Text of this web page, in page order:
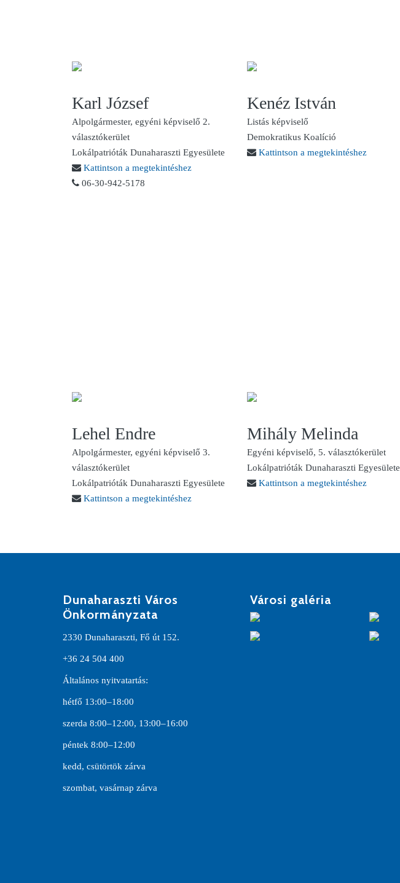
Karl József
Alpolgármester, egyéni képviselő 2.
választókerület
Lokálpatrióták Dunaharaszti Egyesülete
Kattintson a megtekintéshez
06-30-942-5178
Kenéz István
Listás képviselő
Demokratikus Koalíció
Kattintson a megtekintéshez
Lehel Endre
Alpolgármester, egyéni képviselő 3.
választókerület
Lokálpatrióták Dunaharaszti Egyesülete
Kattintson a megtekintéshez
Mihály Melinda
Egyéni képviselő, 5. választókerület
Lokálpatrióták Dunaharaszti Egyesülete
Kattintson a megtekintéshez
Dunaharaszti Város
Önkormányzata
2330 Dunaharaszti, Fő út 152.
+36 24 504 400
Általános nyitvatartás:
hétfő 13:00–18:00
szerda 8:00–12:00, 13:00–16:00
péntek 8:00–12:00
kedd, csütörtök zárva
szombat, vasárnap zárva
Városi galéria